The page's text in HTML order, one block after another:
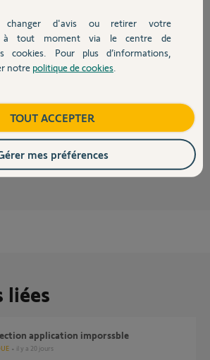
pro
disponible depuis Android 13, donc ne compter
ne maintient plus d'application pour cette
faire tourner l'application dans un
il y a plus d'un an
liées
application imporssble
il y a 20 jours
changer d'avis ou retirer votre
à tout moment via le centre de
cookies. Pour plus d’informations,
notre politique de cookies
TOUT ACCEPTER
mes préférences